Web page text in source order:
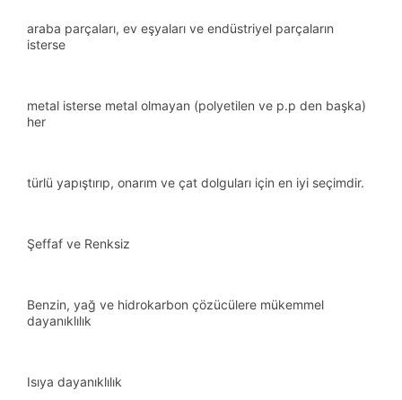
araba parçaları, ev eşyaları ve endüstriyel parçaların
isterse
metal isterse metal olmayan (polyetilen ve p.p den başka)
her
türlü yapıştırıp, onarım ve çat dolguları için en iyi seçimdir.
Şeffaf ve Renksiz
Benzin, yağ ve hidrokarbon çözücülere mükemmel
dayanıklılık
Isıya dayanıklılık